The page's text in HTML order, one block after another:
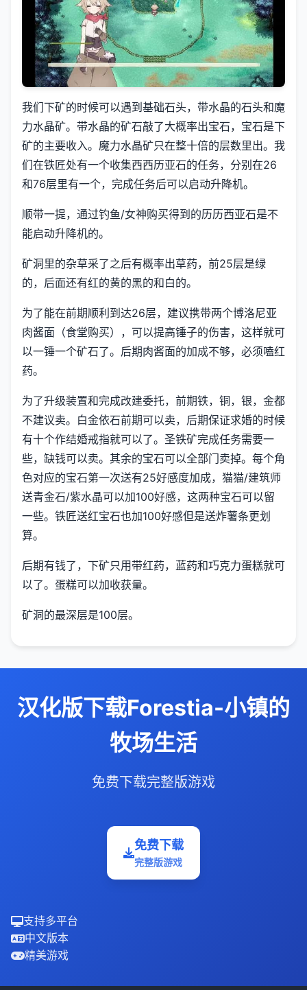
我们下矿的时候可以遇到基础石头，带水晶的石头和魔
力水晶矿。带水晶的矿石敲了大概率出宝石，宝石是下
矿的主要收入。魔力水晶矿只在整十倍的层数里出。我
们在铁匠处有一个收集西西历亚石的任务，分别在26
和76层里有一个，完成任务后可以启动升降机。
顺带一提，通过钓鱼/女神购买得到的历历西亚石是不
能启动升降机的。
矿洞里的杂草采了之后有概率出草药，前25层是绿
的，后面还有红的黄的黑的和白的。
为了能在前期顺利到达26层，建议携带两个博洛尼亚
肉酱面（食堂购买），可以提高锤子的伤害，这样就可
以一锤一个矿石了。后期肉酱面的加成不够，必须嗑红
药。
为了升级装置和完成改建委托，前期铁，铜，银，金都
不建议卖。白金依石前期可以卖，后期保证求婚的时候
有十个作结婚戒指就可以了。圣铁矿完成任务需要一
些，缺钱可以卖。其余的宝石可以全部门卖掉。每个角
色对应的宝石第一次送有25好感度加成，猫猫/建筑师
送青金石/紫水晶可以加100好感，这两种宝石可以留
一些。铁匠送红宝石也加100好感但是送炸薯条更划
算。
后期有钱了，下矿只用带红药，蓝药和巧克力蛋糕就可
以了。蛋糕可以加收获量。
矿洞的最深层是100层。
汉化版下载Forestia-小镇的
牧场生活
免费下载完整版游戏
免费下载
完整版游戏
支持多平台
中文版本
精美游戏